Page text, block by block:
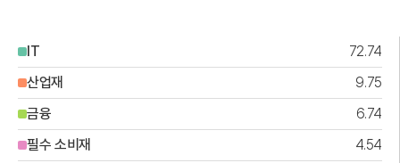
IT
72.74
산업재
9.75
금융
6.74
필수 소비재
4.54